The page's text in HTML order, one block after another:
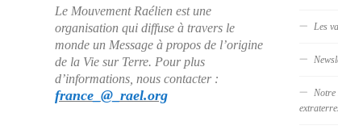
Le Mouvement Raélien est une
organisation qui diffuse à travers le
monde un Message à propos de l’origine
de la Vie sur Terre. Pour plus
d’informations, nous contacter :
france_@_rael.org
Les
Notre